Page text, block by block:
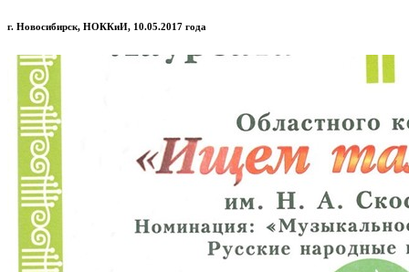
г. Новосибирск, НОККиИ, 10.05.2017 года